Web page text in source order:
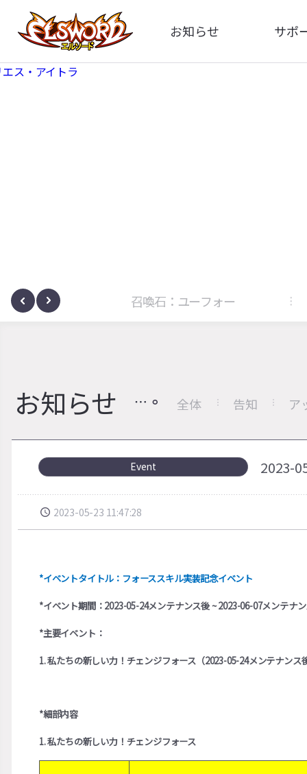
お知らせ
全体
サポ
サノヴァ 召喚石：ユーフォー
お知らせ 全体 告知 ア
Event 2023-
2023-05-23 11:47:28
*イベントタイトル：フォーススキル実装記念イベント
*イベント期間：2023-05-24メンテナンス後 ~ 2023-06-07メンテナ
*主要イベント：
1. 私たちの新しい力！チェンジフォース（2023-05-24メンテナンス
*細部内容
1. 私たちの新しい力！チェンジフォース